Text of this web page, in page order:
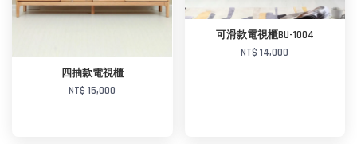
四抽款電視櫃
NT$ 15,000
可滑款電視櫃BU-1004
NT$ 14,000